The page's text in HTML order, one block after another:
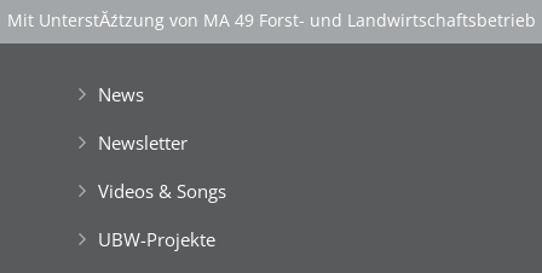
Mit UnterstĂźtzung von MA 49 Forst- und Landwirtschaftsbetrieb
News
Newsletter
Videos & Songs
UBW-Projekte